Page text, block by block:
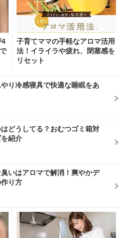
4
子育てママの手軽なアロマ活用
法！イライラや疲れ、閉塞感を
リセット
やり冷感寝具で快適な睡眠をあ
どうしてる？おむつゴミ箱対
紹介
いはアロマで解消！爽やかデ
り方